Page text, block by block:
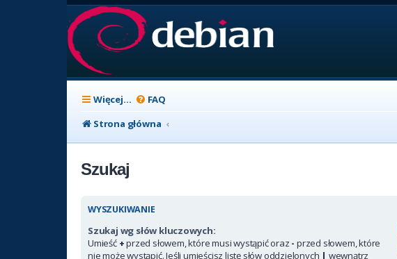
Więcej… FAQ
Strona główna
Szukaj
WYSZUKIWANIE
Szukaj wg słów kluczowych:
Umieść +przed słowem, które musi wystąpić oraz - przed słowem, które
nie może wystąpić. Jeśli umieścisz listę słów oddzielonych | wewnątrz